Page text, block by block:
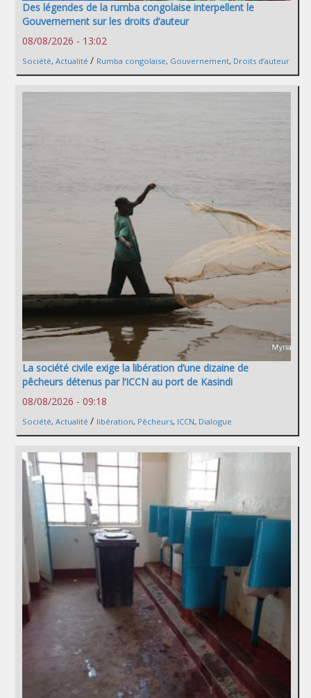
Des légendes de la rumba congolaise interpellent le
Gouvernement sur les droits d’auteur
08/08/2026 - 13:02
Société, Actualité / Rumba congolaise, Gouvernement, Droits d’auteur
La société civile exige la libération d’une dizaine de
pêcheurs détenus par l’ICCN au port de Kasindi
08/08/2026 - 09:18
Société, Actualité / libération, Pêcheurs, ICCN, Dialogue